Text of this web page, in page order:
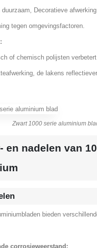
duurzaam, Decoratieve
tegen omgevingsfactoren.
of chemisch polijsten
de lakens
Zwart 1000 serie aluminium
en nadelen van
bieden
corrosieweerstand: